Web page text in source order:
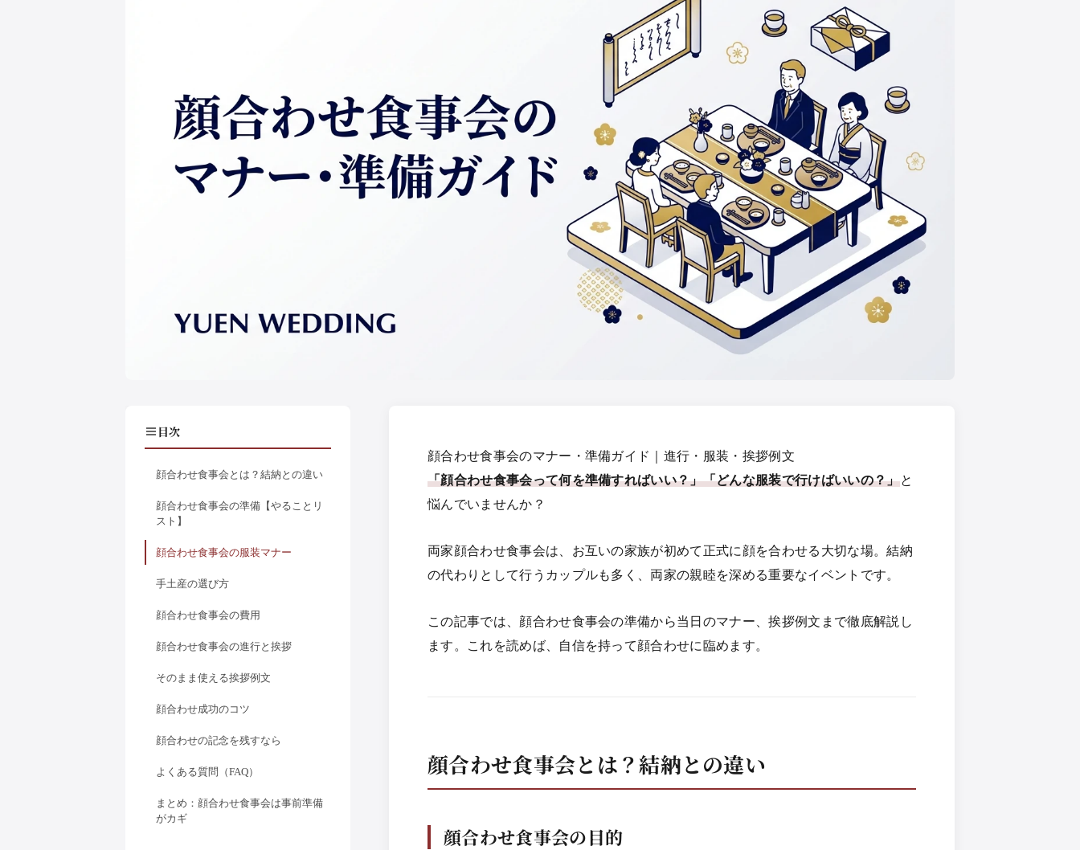
目次
顔合わせ食事会とは？結納との違い
顔合わせ食事会の準備【やることリ
スト】
顔合わせ食事会の服装マナー
手土産の選び方
顔合わせ食事会の費用
顔合わせ食事会の進行と挨拶
そのまま使える挨拶例文
顔合わせ成功のコツ
顔合わせの記念を残すなら
よくある質問（FAQ）
まとめ：顔合わせ食事会は事前準備
がカギ
顔合わせ食事会のマナー・準備ガイド｜進行・服装・挨拶例文
「顔合わせ食事会って何を準備すればいい？」「どんな服装で行けばいいの？」と
悩んでいませんか？
両家顔合わせ食事会は、お互いの家族が初めて正式に顔を合わせる大切な場。結納
の代わりとして行うカップルも多く、両家の親睦を深める重要なイベントです。
この記事では、顔合わせ食事会の準備から当日のマナー、挨拶例文まで徹底解説し
ます。これを読めば、自信を持って顔合わせに臨めます。
顔合わせ食事会とは？結納との違い
顔合わせ食事会の目的